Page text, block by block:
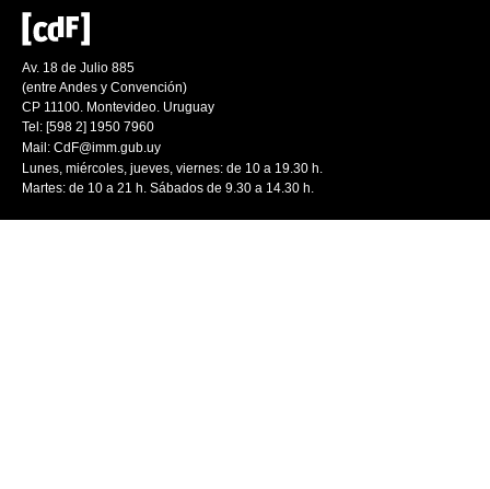
Av. 18 de Julio 885
(entre Andes y Convención)
CP 11100. Montevideo. Uruguay
Tel: [598 2] 1950 7960
Mail: CdF@imm.gub.uy
Lunes, miércoles, jueves, viernes: de 10 a 19.30 h.
Martes: de 10 a 21 h. Sábados de 9.30 a 14.30 h.